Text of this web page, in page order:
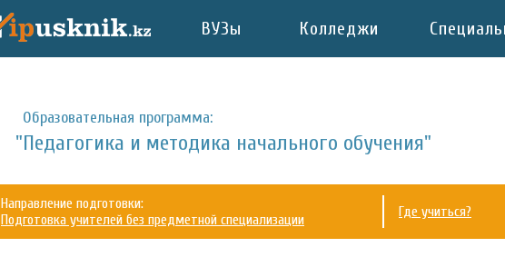
ВУЗы Колледжи
Образовательная программа:
"Педагогика и методика начального обучения"
Направление подготовки:
Подготовка учителей без предметной специализации
Где учиться?